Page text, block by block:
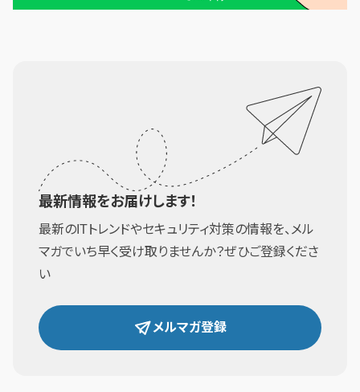
最新情報をお届けします！
最新のITトレンドやセキュリティ対策の情報を、メル
マガでいち早く受け取りませんか？ぜひご登録くださ
い
メルマガ登録